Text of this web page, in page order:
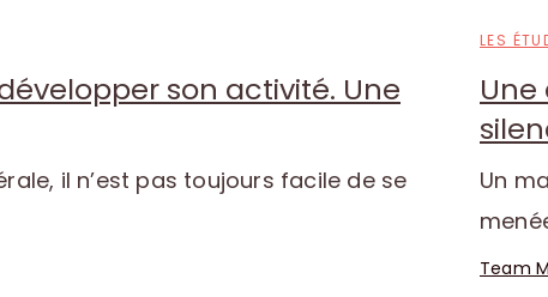
son activité. Une
il n’est pas toujours facile de se
LES
Un
Team